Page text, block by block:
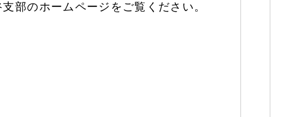
部のホームページをご覧ください。